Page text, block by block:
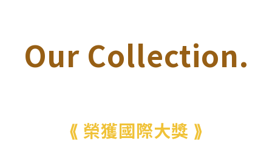
Our Collection.
⟪ 榮獲國際大獎 ⟫